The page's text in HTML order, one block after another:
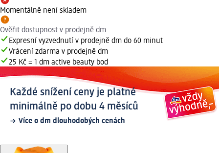
Momentálně není skladem
Ověřit dostupnost v prodejně dm
Expresní vyzvednutí v prodejně dm do 60 minut
Vrácení zdarma v prodejně dm
25 Kč = 1 dm active beauty bod
Každé snížení ceny je platné
minimálně po dobu 4 měsíců
Více o dm dlouhodobých cenách